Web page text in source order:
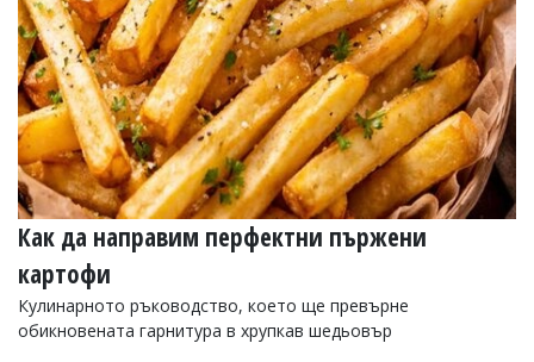
Как да направим перфектни пържени
картофи
Кулинарното ръководство, което ще превърне
обикновената гарнитура в хрупкав шедьовър